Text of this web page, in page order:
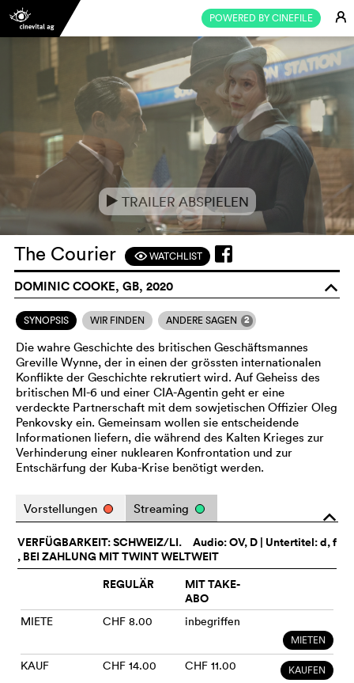
POWERED BY CINEFILE E
e TRAILER ABSPIELEN
The Courier FWATCHLIST
DOMINIC COOKE, GB, 2020 o
SYNOPSIS WIR FINDEN ANDERE SAGEN 2
Die wahre Geschichte des britischen Geschäftsmannes
Greville Wynne, der in einen der grössten internationalen
Konflikte der Geschichte rekrutiert wird. Auf Geheiss des
britischen MI-6 und einer CIA-Agentin geht er eine
verdeckte Partnerschaft mit dem sowjetischen Offizier Oleg
Penkovsky ein. Gemeinsam wollen sie entscheidende
Informationen liefern, die während des Kalten Krieges zur
Verhinderung einer nuklearen Konfrontation und zur
Entschärfung der Kuba-Krise benötigt werden.
o
Vorstellungen Streaming
Audio:OV, D | Untertitel: d, f
VERFÜGBARKEIT: SCHWEIZ/LI.
, BEI ZAHLUNG MIT TWINT WELTWEIT
REGULÄR
MIT TAKE-
ABO
MIETE CHF 8.00 inbegriffen
MIETEN
KAUF CHF 14.00 CHF 11.00 KAUFEN